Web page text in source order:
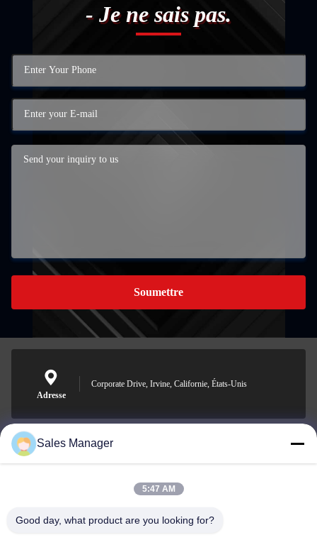
- Je ne sais pas.
Soumettre
Adresse
Corporate Drive, Irvine, Californie, États-Unis
sales@ltcircuit.com
Sales Manager
5:47 AM
Good day, what product are you looking for?